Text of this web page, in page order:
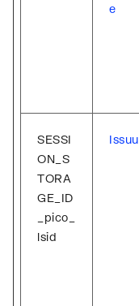
e
SESSI
ON_S
TORA
GE_ID
_pico_
lsid
Issuu